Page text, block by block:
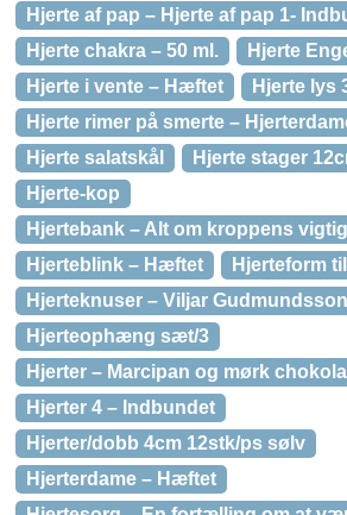
Hjerte af pap – Hjerte af pap 1-
Hjerte chakra – 50 ml.
Hjerte
Hjerte i vente – Hæftet
Hjerte lys
Hjerte rimer på smerte –
Hjerte salatskål
Hjerte stager
Hjerte-kop
Hjertebank – Alt om kroppens
Hjerteblink – Hæftet
Hjerteform
Hjerteknuser – Viljar
Hjerteophæng sæt/3
Hjerter – Marcipan og mørk
Hjerter 4 – Indbundet
Hjerter/dobb 4cm 12stk/ps sølv
Hjerterdame – Hæftet